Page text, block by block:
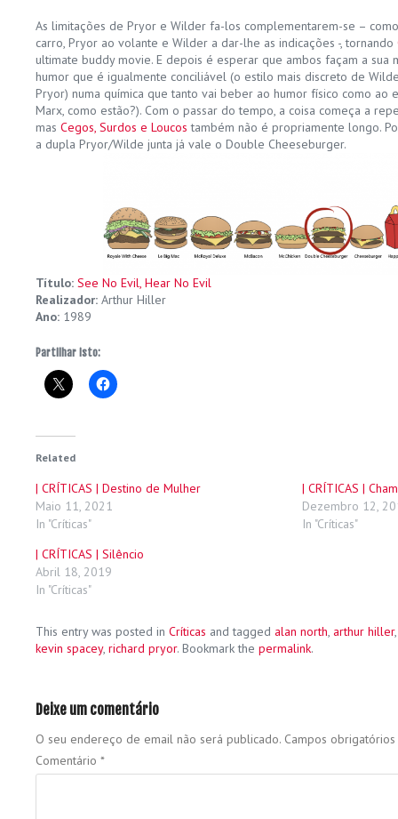
As limitações de Pryor e Wilder fa-los complementarem-se –
carro, Pryor ao volante e Wilder a dar-lhe as indicações -, tornando
ultimate buddy movie. E depois é esperar que ambos façam a sua
humor que é igualmente conciliável (o estilo mais discreto de
Pryor) numa química que tanto vai beber ao humor físico como ao
Marx, como estão?). Com o passar do tempo, a coisa começa a
mas Cegos, Surdos e Loucos também não é propriamente longo.
a dupla Pryor/Wilde junta já vale o Double Cheeseburger.
Título: See No Evil, Hear No Evil
Realizador: Arthur Hiller
Ano: 1989
Partilhar isto:
Related
| CRÍTICAS | Destino de Mulher
Maio 11, 2021
In "Críticas"
| CRÍTICAS |
Dezembro 12,
In "Críticas"
| CRÍTICAS | Silêncio
Abril 18, 2019
In "Críticas"
This entry was posted in Críticas and tagged alan north, arthur hiller
kevin spacey, richard pryor. Bookmark the permalink.
Deixe um comentário
O seu endereço de email não será publicado. Campos
Comentário *